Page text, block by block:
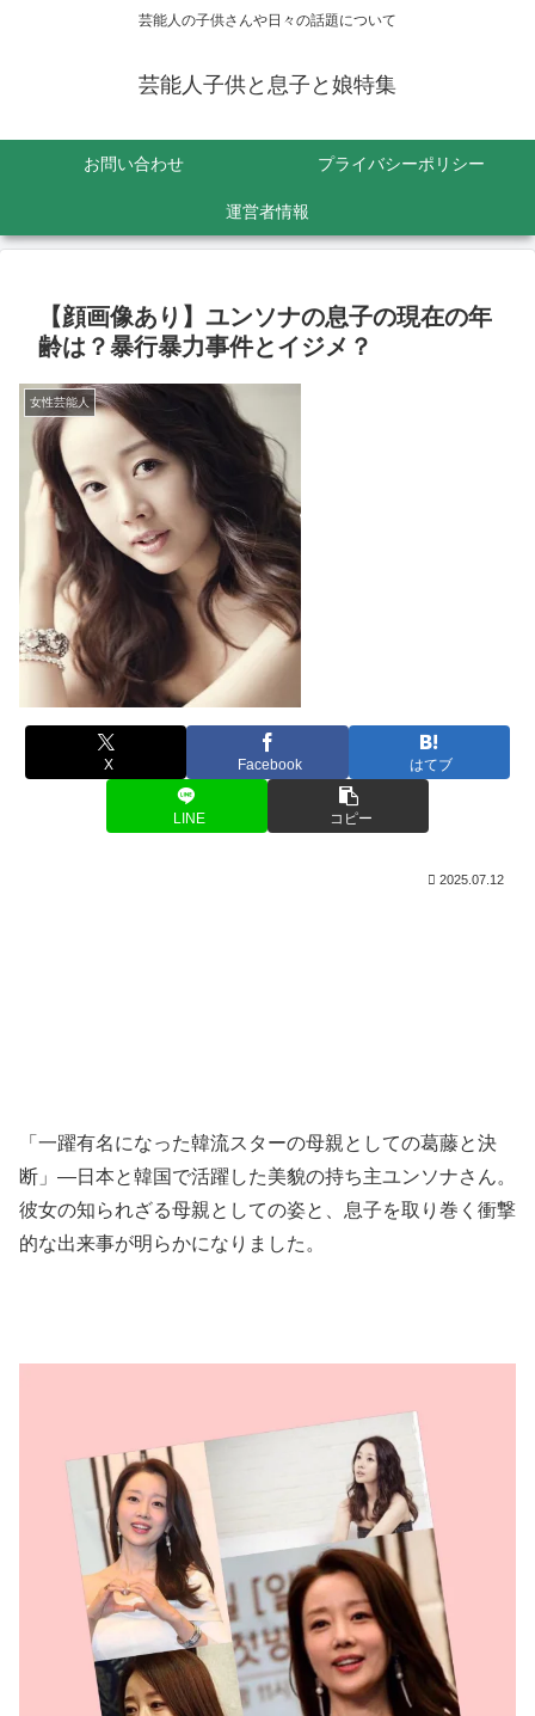
芸能人の子供さんや日々の話題について
芸能人子供と息子と娘特集
お問い合わせ プライバシーポリシー
運営者情報
【顔画像あり】ユンソナの息子の現在の年
齢は？暴行暴力事件とイジメ？
女性芸能人
X Facebook はてブ
LINE コピー
2025.07.12
「一躍有名になった韓流スターの母親としての葛藤と決
断」—日本と韓国で活躍した美貌の持ち主ユンソナさん。
彼女の知られざる母親としての姿と、息子を取り巻く衝撃
的な出来事が明らかになりました。